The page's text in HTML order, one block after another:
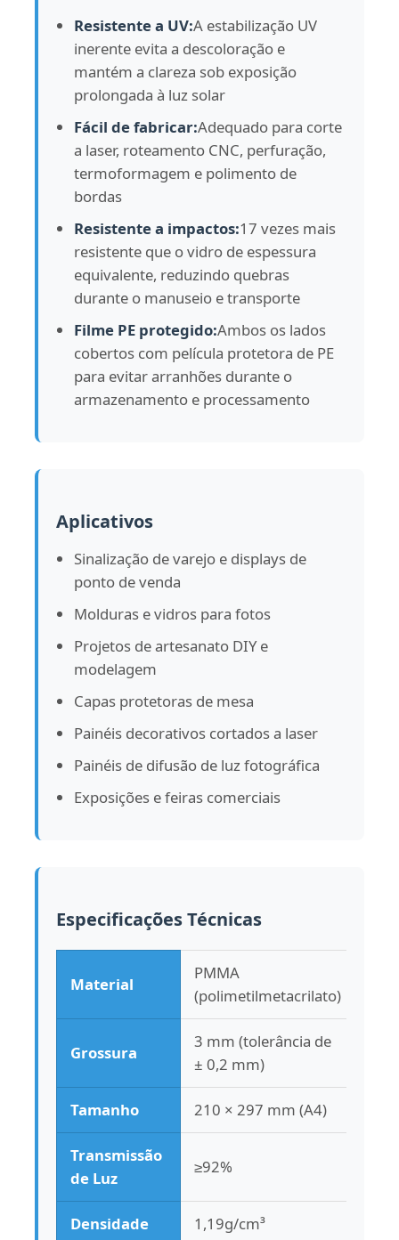
Folha acrílica expulsa
Folha acrílica de mármore
Folha de acrílico arco-íris
Quadro acrílico da foto
Cortes em folha acrílica
Suporte acrílico do sinal
Resistente a UV:A estabilização UV
inerente evita a descoloração e
mantém a clareza sob exposição
prolongada à luz solar
Fácil de fabricar:Adequado para corte
a laser, roteamento CNC, perfuração,
termoformagem e polimento de
bordas
Resistente a impactos:17 vezes mais
resistente que o vidro de espessura
equivalente, reduzindo quebras
durante o manuseio e transporte
Filme PE protegido:Ambos os lados
cobertos com película protetora de PE
para evitar arranhões durante o
armazenamento e processamento
Aplicativos
Sinalização de varejo e displays de
ponto de venda
Molduras e vidros para fotos
Projetos de artesanato DIY e
modelagem
Capas protetoras de mesa
Painéis decorativos cortados a laser
Painéis de difusão de luz fotográfica
Exposições e feiras comerciais
Especificações Técnicas
Material
PMMA
(polimetilmetacrilato)
Grossura
3 mm (tolerância de
± 0,2 mm)
Tamanho 210 × 297 mm (A4)
Transmissão
de Luz
≥92%
Densidade 1,19g/cm³